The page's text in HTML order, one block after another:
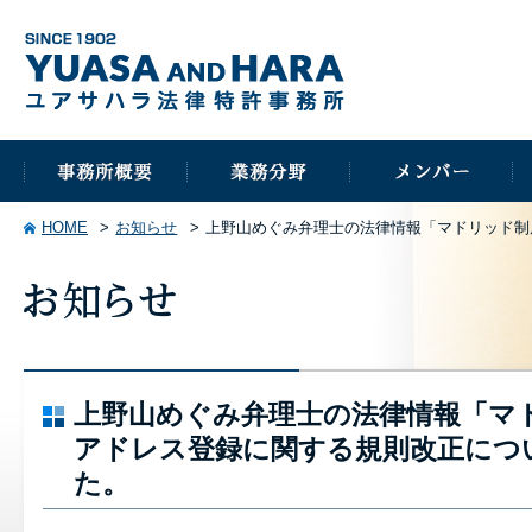
HOME お知らせ 上野山めぐみ弁理士の法律情報「マドリッド
上野山めぐみ弁理士の法律情報「マ
アドレス登録に関する規則改正に
た。